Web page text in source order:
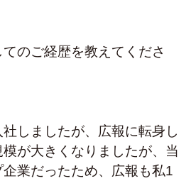
のご経歴を教えてくださ
しましたが、広報に転身し
が大きくなりましたが、当
業だったため、広報も私1